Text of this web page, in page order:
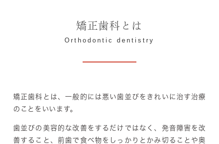
矯正歯科とは
Orthodontic dentistry
矯正歯科とは、一般的には悪い歯並びをきれいに治す治療
のことをいいます。
歯並びの美容的な改善をするだけではなく、発音障害を改
善すること、前歯で食べ物をしっかりとかみ切ることや奥